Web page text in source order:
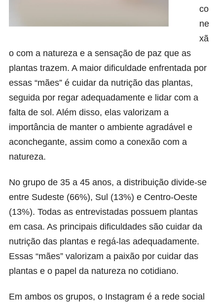
co
ne
xã
o com a natureza e a sensação de paz que as
plantas trazem. A maior dificuldade enfrentada por
essas “mães” é cuidar da nutrição das plantas,
seguida por regar adequadamente e lidar com a
falta de sol. Além disso, elas valorizam a
importância de manter o ambiente agradável e
aconchegante, assim como a conexão com a
natureza.
No grupo de 35 a 45 anos, a distribuição divide-se
entre Sudeste (66%), Sul (13%) e Centro-Oeste
(13%). Todas as entrevistadas possuem plantas
em casa. As principais dificuldades são cuidar da
nutrição das plantas e regá-las adequadamente.
Essas “mães” valorizam a paixão por cuidar das
plantas e o papel da natureza no cotidiano.
Em ambos os grupos, o Instagram é a rede social